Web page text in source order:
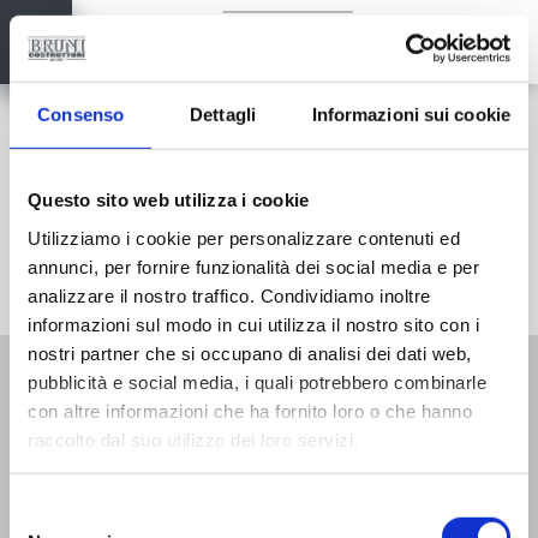
Consenso Dettagli Informazioni sui cookie
Questo sito web utilizza i cookie
Utilizziamo i cookie per personalizzare contenuti ed
annunci, per fornire funzionalità dei social media e per
analizzare il nostro traffico. Condividiamo inoltre
informazioni sul modo in cui utilizza il nostro sito con i
nostri partner che si occupano di analisi dei dati web,
pubblicità e social media, i quali potrebbero combinarle
con altre informazioni che ha fornito loro o che hanno
raccolto dal suo utilizzo dei loro servizi.
del